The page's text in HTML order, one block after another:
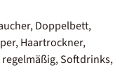
Doppelbett,
Haartrockner,
Softdrinks,